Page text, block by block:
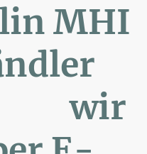
MHI
wir